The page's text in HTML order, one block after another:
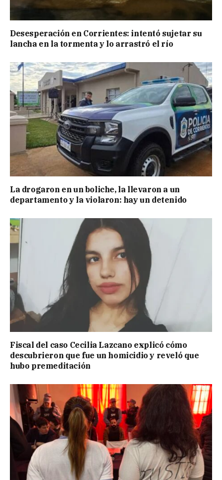
Desesperación en Corrientes: intentó sujetar su
lancha en la tormenta y lo arrastró el río
La drogaron en un boliche, la llevaron a un
departamento y la violaron: hay un detenido
Fiscal del caso Cecilia Lazcano explicó cómo
descubrieron que fue un homicidio y reveló que
hubo premeditación